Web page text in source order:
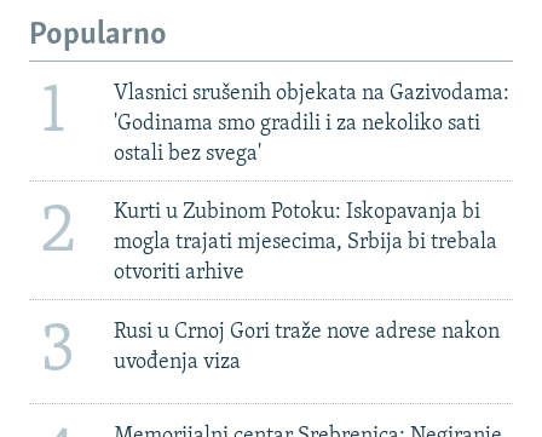
Popularno
1
Vlasnici srušenih objekata na Gazivodama:
'Godinama smo gradili i za nekoliko sati
ostali bez svega'
2
Kurti u Zubinom Potoku: Iskopavanja bi
mogla trajati mjesecima, Srbija bi trebala
otvoriti arhive
3
Rusi u Crnoj Gori traže nove adrese nakon
uvođenja viza